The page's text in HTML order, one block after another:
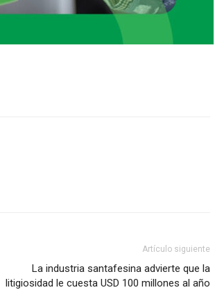
Artículo siguiente
La industria santafesina advierte que la
litigiosidad le cuesta USD 100 millones al año